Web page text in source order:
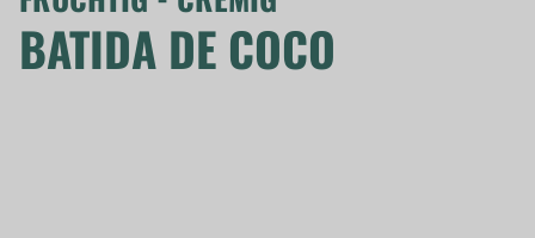
BATIDA DE COCO